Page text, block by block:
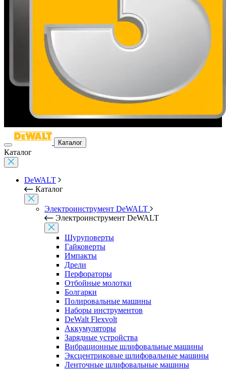
Каталог
Каталог
DeWALT
Каталог
Электроинструмент DeWALT
Электроинструмент DeWALT
Шуруповерты
Гайковерты
Импакты
Дрели
Перфораторы
Отбойные молотки
Болгарки
Полировальные машины
Наборы инструментов
DeWalt Flexvolt
Аккумуляторы
Зарядные устройства
Вибрационные шлифовальные машины
Эксцентриковые шлифовальные машины
Ленточные шлифовальные машины